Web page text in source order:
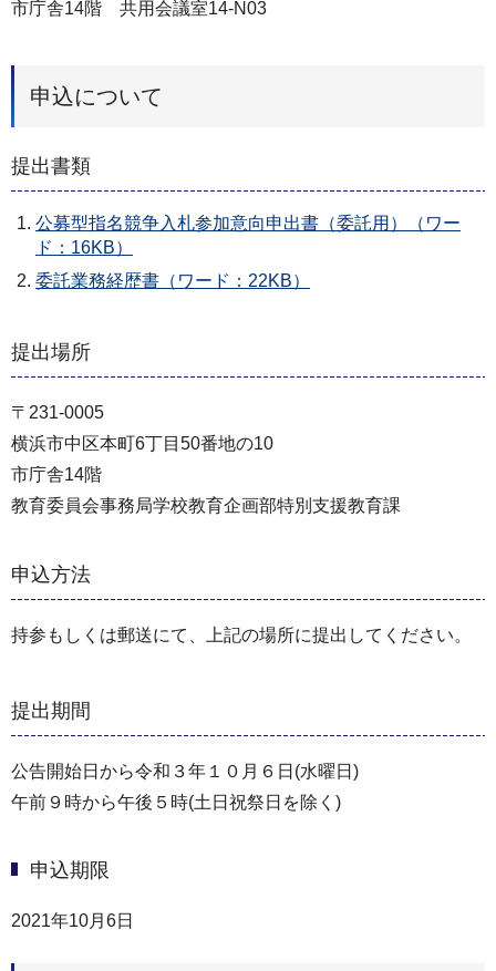
市庁舎14階 共用会議室14‐N03
申込について
提出書類
公募型指名競争入札参加意向申出書（委託用）（ワー
ド：16KB）
委託業務経歴書（ワード：22KB）
提出場所
〒231-0005
横浜市中区本町6丁目50番地の10
市庁舎14階
教育委員会事務局学校教育企画部特別支援教育課
申込方法
持参もしくは郵送にて、上記の場所に提出してください。
提出期間
公告開始日から令和３年１０月６日(水曜日)
午前９時から午後５時(土日祝祭日を除く)
申込期限
2021年10月6日